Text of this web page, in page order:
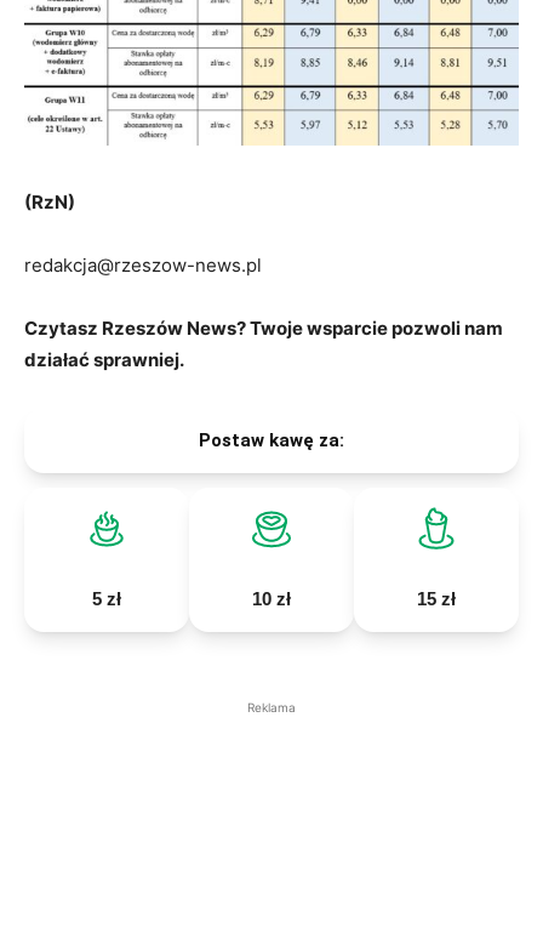
(RzN)
redakcja@rzeszow-news.pl
Czytasz Rzeszów News? Twoje wsparcie pozwoli nam
działać sprawniej.
Postaw kawę za:
5 zł 10 zł 15 zł
Reklama